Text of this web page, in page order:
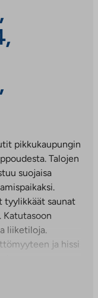
pikkukaupungin
Talojen
suojaisa
tyylikkäät saunat
liiketiloja.
ja hissi
pyörä- ja